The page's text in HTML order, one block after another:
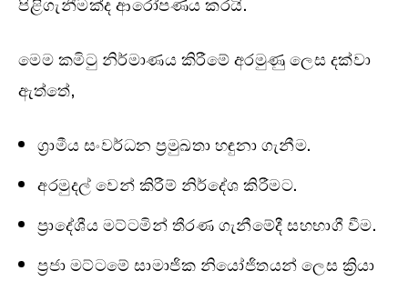
මෙම කමිටු නිර්මාණය කිරීමේ අරමුණු ලෙස දක්වා
ඇත්තේ,
ග්‍රාමීය සංවර්ධන ප්‍රමුඛතා හඳුනා ගැනීම.
අරමුදල් වෙන් කිරීම් නිර්දේශ කිරීමට.
ප්‍රාදේශීය මට්ටමින් තීරණ ගැනීමේදී සහභාගී වීම.
ප්‍රජා මට්ටමේ සාමාජික නියෝජිතයන් ලෙස ක්‍රියා